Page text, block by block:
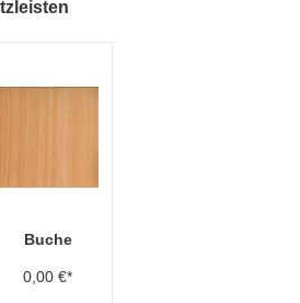
Buche
0,00 €*